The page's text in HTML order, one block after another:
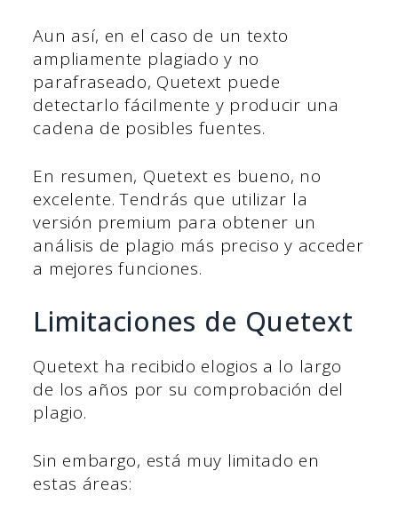
Aun así, en el caso de un texto
ampliamente plagiado y no
parafraseado, Quetext puede
detectarlo fácilmente y producir una
cadena de posibles fuentes.
En resumen, Quetext es bueno, no
excelente. Tendrás que utilizar la
versión premium para obtener un
análisis de plagio más preciso y acceder
a mejores funciones.
Limitaciones de Quetext
Quetext ha recibido elogios a lo largo
de los años por su comprobación del
plagio.
Sin embargo, está muy limitado en
estas áreas: